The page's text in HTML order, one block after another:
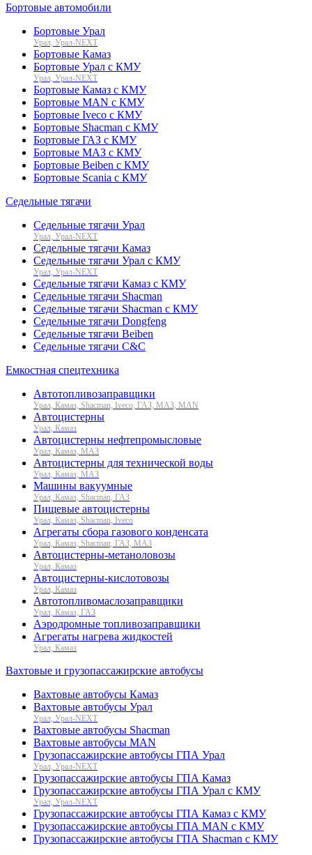
Бортовые автомобили
Бортовые Урал
Урал, Урал-NEXT
Бортовые Камаз
Бортовые Урал с КМУ
Урал, Урал-NEXT
Бортовые Камаз с КМУ
Бортовые MAN с КМУ
Бортовые Iveco с КМУ
Бортовые Shacman с КМУ
Бортовые ГАЗ с КМУ
Бортовые МАЗ с КМУ
Бортовые Beiben с КМУ
Бортовые Scania с КМУ
Седельные тягачи
Седельные тягачи Урал
Урал, Урал-NEXT
Седельные тягачи Камаз
Седельные тягачи Урал с КМУ
Урал, Урал-NEXT
Седельные тягачи Камаз с КМУ
Седельные тягачи Shacman
Седельные тягачи Shacman с КМУ
Седельные тягачи Dongfeng
Седельные тягачи Beiben
Седельные тягачи C&C
Емкостная спецтехника
Автотопливозаправщики
Урал, Камаз, Shacman, Iveco, ГАЗ, МАЗ, MAN
Автоцистерны
Урал, Камаз
Автоцистерны нефтепромысловые
Урал, Камаз, МАЗ
Автоцистерны для технической воды
Урал, Камаз, МАЗ
Машины вакуумные
Урал, Камаз, Shacman, ГАЗ
Пищевые автоцистерны
Урал, Камаз, Shacman, Iveco
Агрегаты сбора газового конденсата
Урал, Камаз, Shacman, ГАЗ, МАЗ
Автоцистерны-метаноловозы
Урал, Камаз
Автоцистерны-кислотовозы
Урал, Камаз
Автотопливомаслозаправщики
Урал, Камаз, ГАЗ
Аэродромные топливозаправщики
Агрегаты нагрева жидкостей
Урал, Камаз
Вахтовые и грузопассажирские автобусы
Вахтовые автобусы Камаз
Вахтовые автобусы Урал
Урал, Урал-NEXT
Вахтовые автобусы Shacman
Вахтовые автобусы MAN
Грузопассажирские автобусы ГПА Урал
Урал, Урал-NEXT
Грузопассажирские автобусы ГПА Камаз
Грузопассажирские автобусы ГПА Урал с КМУ
Урал, Урал-NEXT
Грузопассажирские автобусы ГПА Камаз с КМУ
Грузопассажирские автобусы ГПА MAN с КМУ
Грузопассажирские автобусы ГПА Shacman с КМУ